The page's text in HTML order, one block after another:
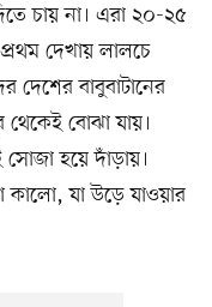
চায় না। এরা ২০-২৫
দেখায় লালচে
বাবুবাটানের
বোঝা যায়।
হয়ে দাঁড়ায়।
কালো, যা উড়ে যাওয়ার